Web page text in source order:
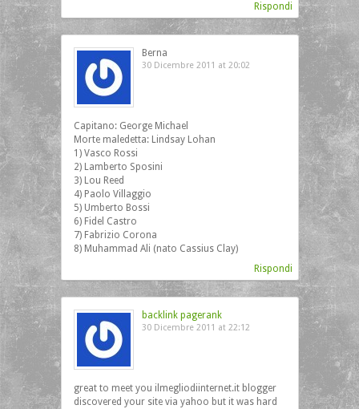
Rispondi
Berna
30 Dicembre 2011 at 20:02
Capitano: George Michael
Morte maledetta: Lindsay Lohan
1) Vasco Rossi
2) Lamberto Sposini
3) Lou Reed
4) Paolo Villaggio
5) Umberto Bossi
6) Fidel Castro
7) Fabrizio Corona
8) Muhammad Ali (nato Cassius Clay)
Rispondi
backlink pagerank
30 Dicembre 2011 at 22:12
great to meet you ilmegliodiinternet.it blogger
discovered your site via yahoo but it was hard